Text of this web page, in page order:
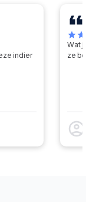
indier
starstar
Wat
ze
account_circle